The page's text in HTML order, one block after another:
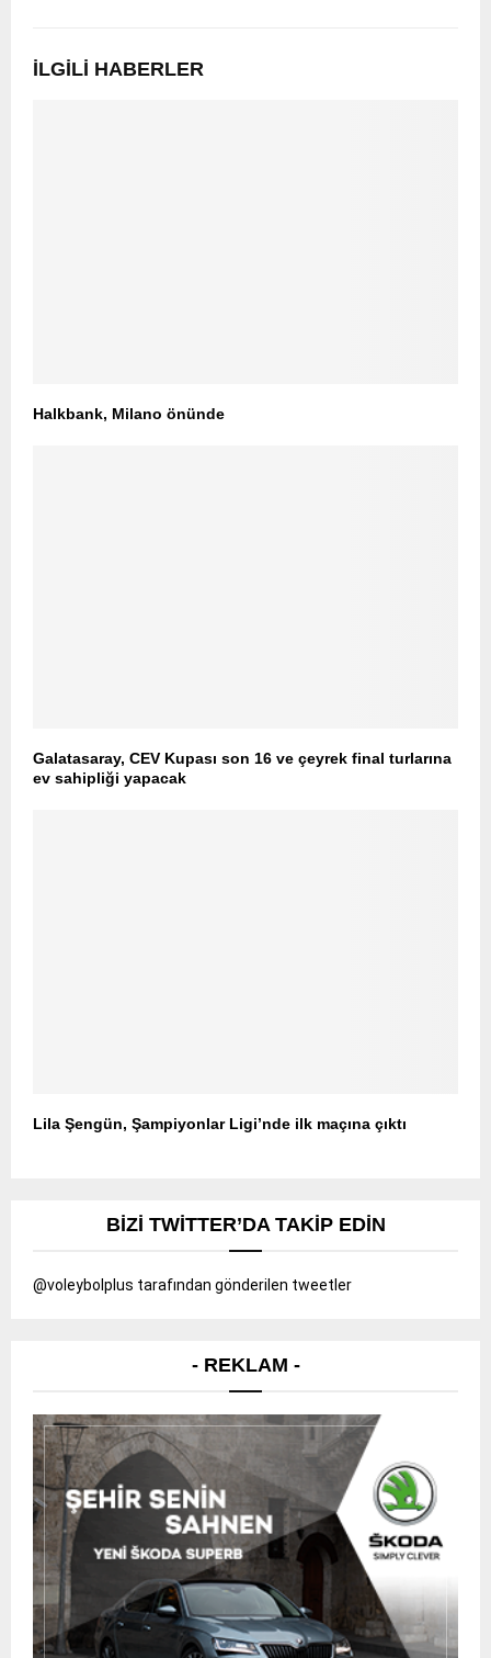
İLGILI HABERLER
Halkbank, Milano önünde
Galatasaray, CEV Kupası son 16 ve çeyrek final turlarına
ev sahipliği yapacak
Lila Şengün, Şampiyonlar Ligi’nde ilk maçına çıktı
BIZI TWITTER’DA TAKIP EDIN
@voleybolplus tarafından gönderilen tweetler
- REKLAM -